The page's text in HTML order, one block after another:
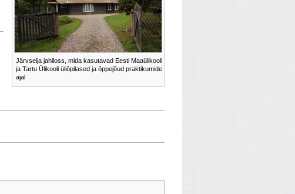
Järvselja jahiloss, mida kasutavad Eesti Maaülikooli
ja Tartu Ülikooli üliõpilased ja õppejõud praktikumide
ajal